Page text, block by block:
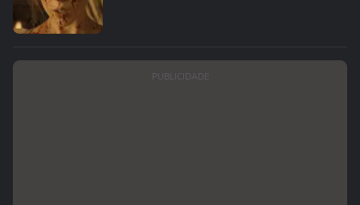
PUBLICIDADE